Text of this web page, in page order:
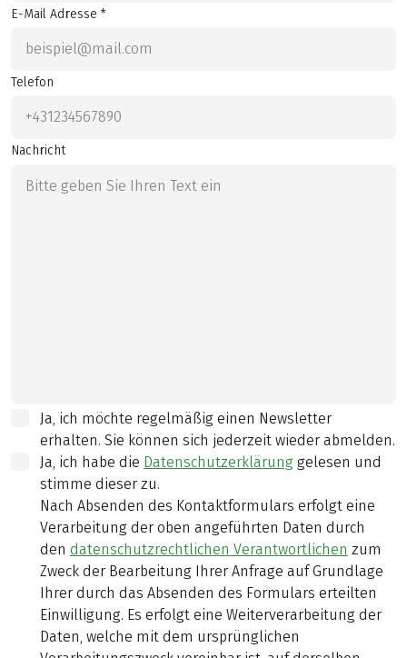
E-Mail Adresse *
Telefon
Nachricht
Ja, ich möchte regelmäßig einen Newsletter
erhalten. Sie können sich jederzeit wieder abmelden.
Ja, ich habe die Datenschutzerklärung gelesen und
stimme dieser zu.
Nach Absenden des Kontaktformulars erfolgt eine
Verarbeitung der oben angeführten Daten durch
den datenschutzrechtlichen Verantwortlichen zum
Zweck der Bearbeitung Ihrer Anfrage auf Grundlage
Ihrer durch das Absenden des Formulars erteilten
Einwilligung. Es erfolgt eine Weiterverarbeitung der
Daten, welche mit dem ursprünglichen